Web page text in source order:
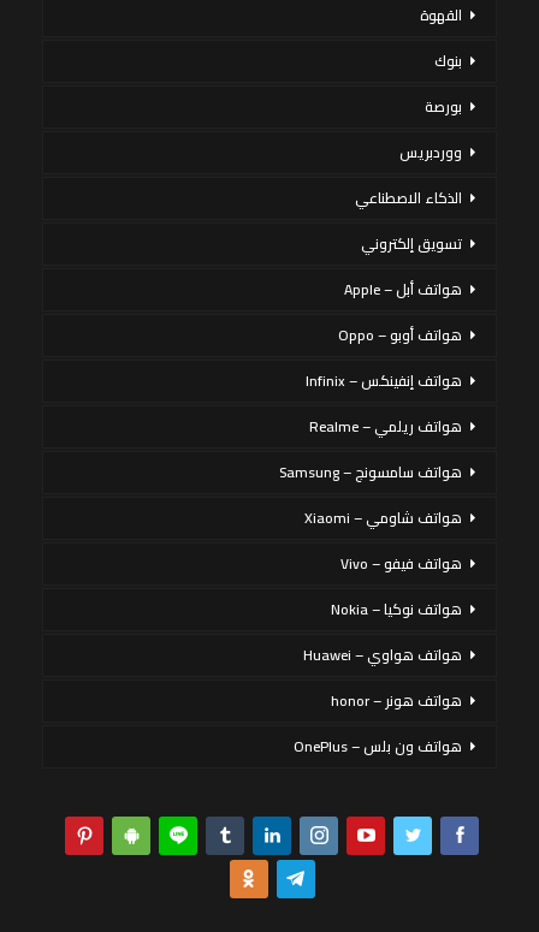
القهوة
بنوك
بورصة
ووردبريس
الذكاء الاصطناعي
تسويق إلكتروني
هواتف أبل – Apple
هواتف أوبو – Oppo
هواتف إنفينكس – Infinix
هواتف ريلمي – Realme
هواتف سامسونج – Samsung
هواتف شاومي – Xiaomi
هواتف فيفو – Vivo
هواتف نوكيا – Nokia
هواتف هواوي – Huawei
هواتف هونر – honor
هواتف ون بلس – OnePlus